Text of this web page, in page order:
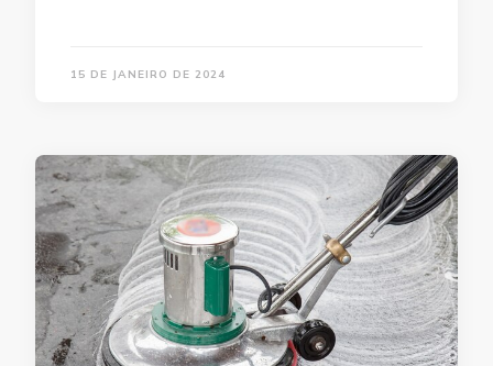
15 DE JANEIRO DE 2024